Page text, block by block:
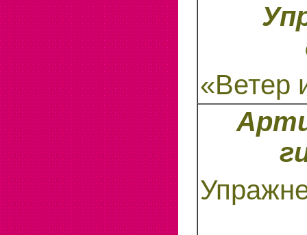
«Ветер